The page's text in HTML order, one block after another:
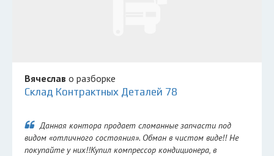
Вячеслав о разборке
Склад Контрактных Деталей 78
Данная контора продает сломанные запчасти под
видом «отличного состояния». Обман в чистом виде!! Не
покупайте у них!!Купил компрессор кондиционера, в